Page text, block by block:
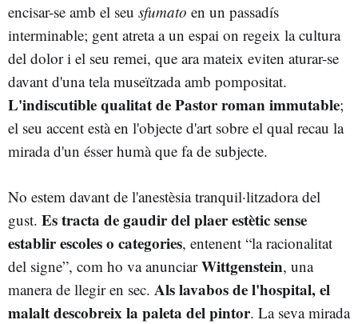
encisar-se amb el seu sfumato en un passadís
interminable; gent atreta a un espai on regeix la cultura
del dolor i el seu remei, que ara mateix eviten aturar-se
davant d'una tela museïtzada amb pompositat.
L'indiscutible qualitat de Pastor roman immutable;
el seu accent està en l'objecte d'art sobre el qual recau la
mirada d'un ésser humà que fa de subjecte.
No estem davant de l'anestèsia tranquil·litzadora del
gust. Es tracta de gaudir del plaer estètic sense
establir escoles o categories, entenent “la racionalitat
del signe”, com ho va anunciarWittgenstein, una
manera de llegir en sec. Als lavabos de l'hospital, el
malalt descobreix la paleta del pintor. La seva mirada